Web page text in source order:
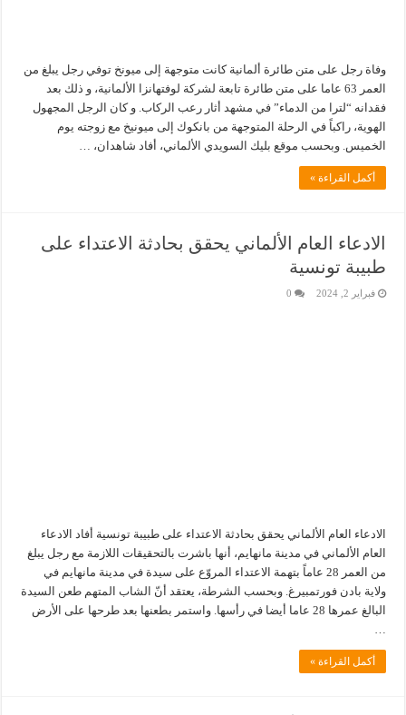
وفاة رجل على متن طائرة ألمانية كانت متوجهة إلى ميونخ توفي رجل يبلغ من
العمر 63 عاما على متن طائرة تابعة لشركة لوفتهانزا الألمانية، و ذلك بعد
فقدانه “لترا من الدماء” في مشهد أثار رعب الركاب. و كان الرجل المجهول
الهوية، راكباً في الرحلة المتوجهة من بانكوك إلى ميونيخ مع زوجته يوم
الخميس. وبحسب موقع بليك السويدي الألماني، أفاد شاهدان، …
أكمل القراءة »
الادعاء العام الألماني يحقق بحادثة الاعتداء على
طبيبة تونسية
فبراير 2, 2024 0
الادعاء العام الألماني يحقق بحادثة الاعتداء على طبيبة تونسية أفاد الادعاء
العام الألماني في مدينة مانهايم، أنها باشرت بالتحقيقات اللازمة مع رجل يبلغ
من العمر 28 عاماً بتهمة الاعتداء المروّع على سيدة في مدينة مانهايم في
ولاية بادن فورتمبيرغ. وبحسب الشرطة، يعتقد أنّ الشاب المتهم طعن السيدة
البالغ عمرها 28 عاما أيضا في رأسها. واستمر بطعنها بعد طرحها على الأرض
أكمل القراءة »